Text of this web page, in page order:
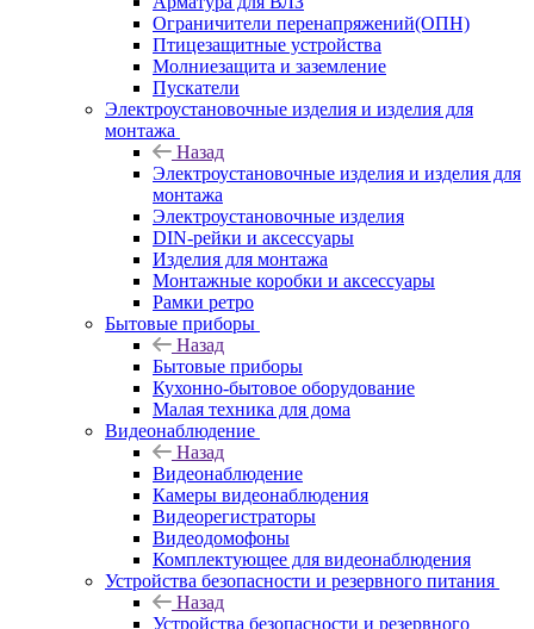
Ограничители перенапряжений(ОПН)
Птицезащитные устройства
Молниезащита и заземление
Пускатели
Электроустановочные изделия и изделия для
монтажа
Назад
Электроустановочные изделия и изделия для
монтажа
Электроустановочные изделия
DIN-рейки и аксессуары
Изделия для монтажа
Монтажные коробки и аксессуары
Рамки ретро
Бытовые приборы
Назад
Бытовые приборы
Кухонно-бытовое оборудование
Малая техника для дома
Видеонаблюдение
Назад
Видеонаблюдение
Камеры видеонаблюдения
Видеорегистраторы
Видеодомофоны
Комплектующее для видеонаблюдения
Устройства безопасности и резервного питания
Назад
Устройства безопасности и резервного